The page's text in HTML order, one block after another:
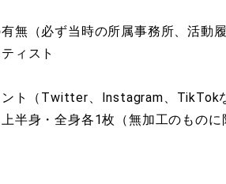
無（必ず当時の所属事務所、活動
ィスト
ト（Twitter、Instagram、TikTok
半身・全身各1枚（無加工のものに